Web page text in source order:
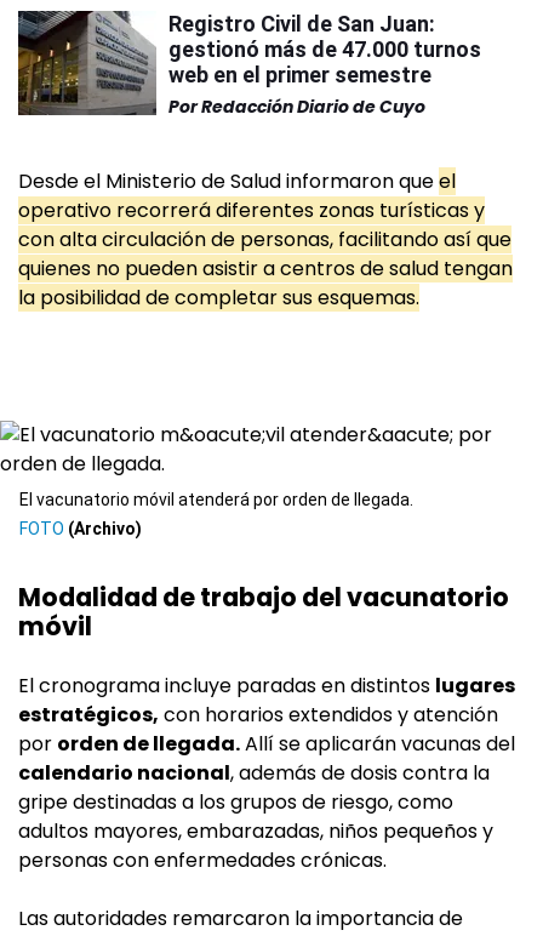
Registro Civil de San Juan:
gestionó más de 47.000 turnos
web en el primer semestre
PorRedacción Diario de Cuyo
Desde el Ministerio de Salud informaron queel
operativo recorrerá diferentes zonas turísticas y
con alta circulación de personas, facilitando así que
quienes no pueden asistir a centros de salud tengan
la posibilidad de completar sus esquemas.
El vacunatorio móvil atenderá por orden de llegada.
(Archivo)
Modalidad de trabajo del vacunatorio
móvil
El cronograma incluye paradas en distintos lugares
estratégicos, con horarios extendidos y atención
por orden de llegada.Allí se aplicarán vacunas del
calendario nacional, además de dosis contra la
gripe destinadas a los grupos de riesgo, como
adultos mayores, embarazadas, niños pequeños y
personas con enfermedades crónicas.
Las autoridades remarcaron la importancia de